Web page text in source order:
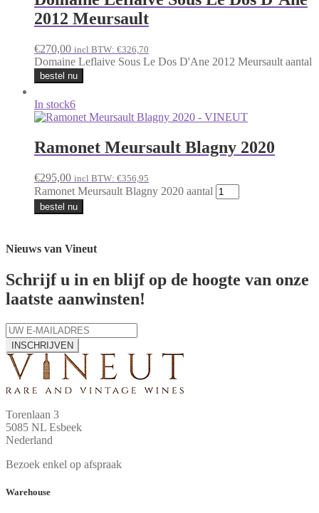
2012 Meursault
€270,00 incl BTW: €326,70
Domaine Leflaive Sous Le Dos D'Ane 2012 Meursault aantal
bestel nu
In stock6
Ramonet Meursault Blagny 2020
€295,00 incl BTW: €356,95
Ramonet Meursault Blagny 2020 aantal
bestel nu
Nieuws van Vineut
Schrijf u in en blijf op de hoogte van onze
laatste aanwinsten!
INSCHRIJVEN
Torenlaan 3
5085 NL Esbeek
Nederland
Bezoek enkel op afspraak
Warehouse